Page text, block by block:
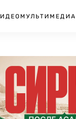
МУЛЬТИМЕДИА